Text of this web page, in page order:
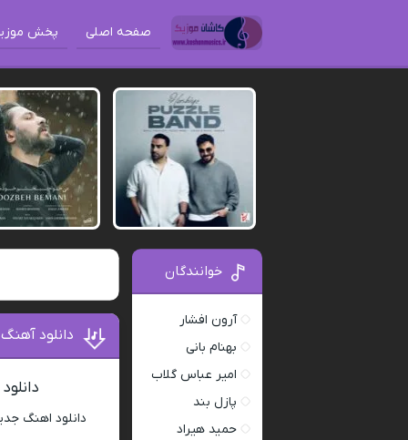
صفحه اصلی پخش
دانلود
دانلود اهنگ
خوانندگان
آرون افشار
بهنام بانی
امیر عباس گلاب
پازل بند
حمید هیراد